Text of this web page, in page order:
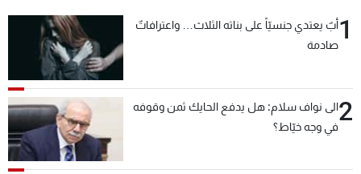
1أبٌ يعتدي جنسيّاً على بناته الثلاث… واعترافاتٌ
صادمة
2الى نواف سلام: هل يدفع الحايك ثمن وقوفه
في وجه خيّاط؟